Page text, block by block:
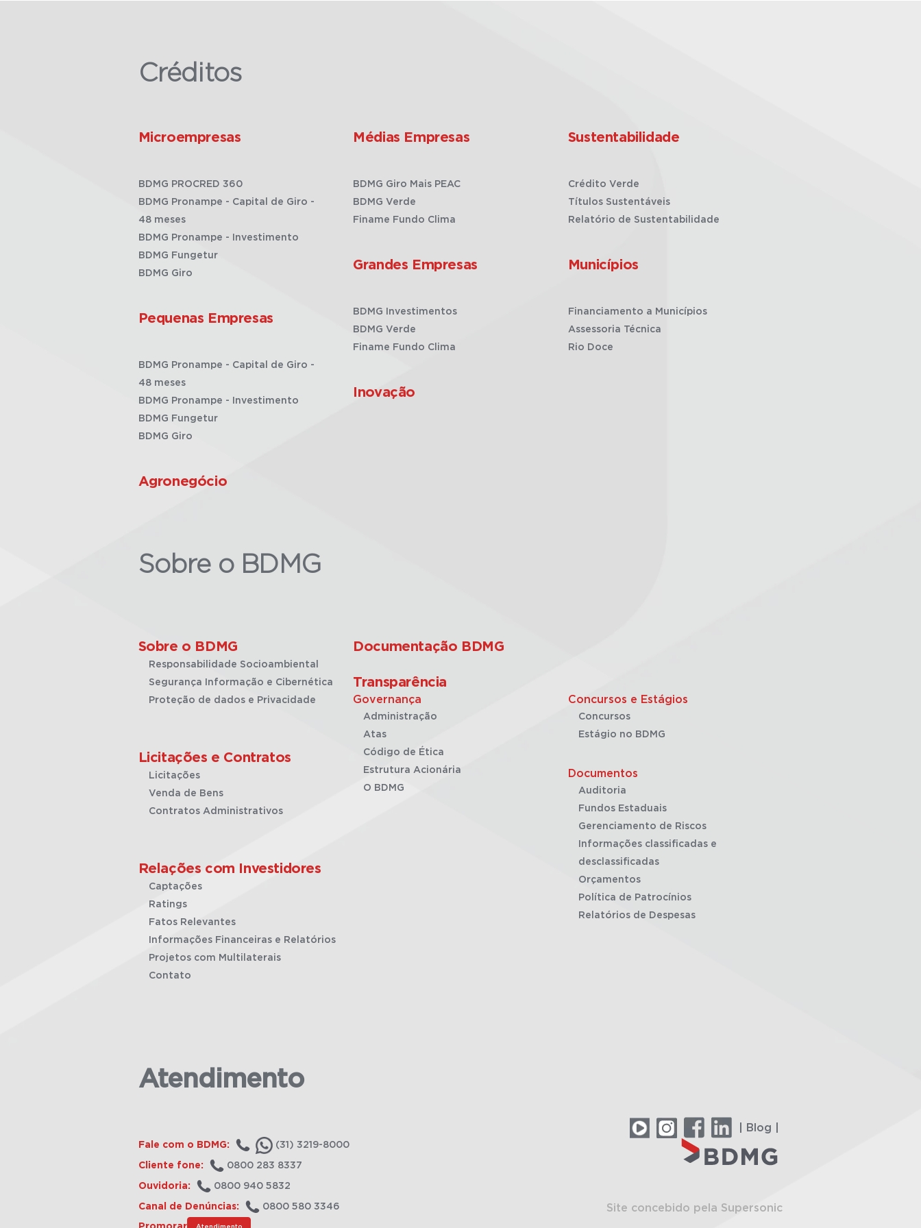
Créditos
Microempresas
BDMG PROCRED 360
BDMG Pronampe - Capital de Giro -
48 meses
BDMG Pronampe - Investimento
BDMG Fungetur
BDMG Giro
Pequenas Empresas
BDMG Pronampe - Capital de Giro -
48 meses
BDMG Pronampe - Investimento
BDMG Fungetur
BDMG Giro
Agronegócio
Médias Empresas
BDMG Giro Mais PEAC
BDMG Verde
Finame Fundo Clima
Grandes Empresas
BDMG Investimentos
BDMG Verde
Finame Fundo Clima
Inovação
Sustentabilidade
Crédito Verde
Títulos Sustentáveis
Relatório de Sustentabilidade
Municípios
Financiamento a Municípios
Assessoria Técnica
Rio Doce
Sobre o BDMG
Sobre o BDMG
Responsabilidade Socioambiental
Segurança Informação e Cibernética
Proteção de dados e Privacidade
Licitações e Contratos
Licitações
Venda de Bens
Contratos Administrativos
Relações com Investidores
Captações
Ratings
Fatos Relevantes
Informações Financeiras e Relatórios
Projetos com Multilaterais
Contato
Documentação BDMG
Transparência
Governança
Administração
Atas
Código de Ética
Estrutura Acionária
O BDMG
Concursos e Estágios
Concursos
Estágio no BDMG
Documentos
Auditoria
Fundos Estaduais
Gerenciamento de Riscos
Informações classificadas e
desclassificadas
Orçamentos
Política de Patrocínios
Relatórios de Despesas
Atendimento
Fale com o BDMG: (31) 3219-8000
Cliente fone: 0800 283 8337
Ouvidoria: 0800 940 5832
Canal de Denúncias: 0800 580 3346
Atendimento
| Blog |
Site concebido pela Supersonic